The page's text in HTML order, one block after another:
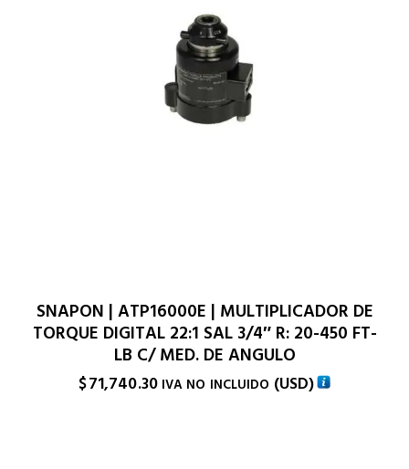
SNAPON | ATP16000E | MULTIPLICADOR DE
TORQUE DIGITAL 22:1 SAL 3/4″ R: 20-450 FT-
LB C/ MED. DE ANGULO
$71,740.30 IVA NO INCLUIDO (USD)